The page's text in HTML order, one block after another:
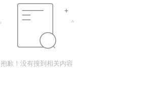
抱歉！没有搜到相关内容